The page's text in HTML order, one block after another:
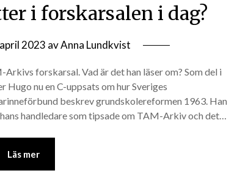
i forskarsalen i dag?
2023 avAnna Lundkvist
forskarsal. Vad är det han läser om? Som del i
nu en C-uppsats om hur Sveriges
beskrev grundskolereformen 1963. Han
handledare som tipsade om TAM-Arkiv och det…
Läs mer